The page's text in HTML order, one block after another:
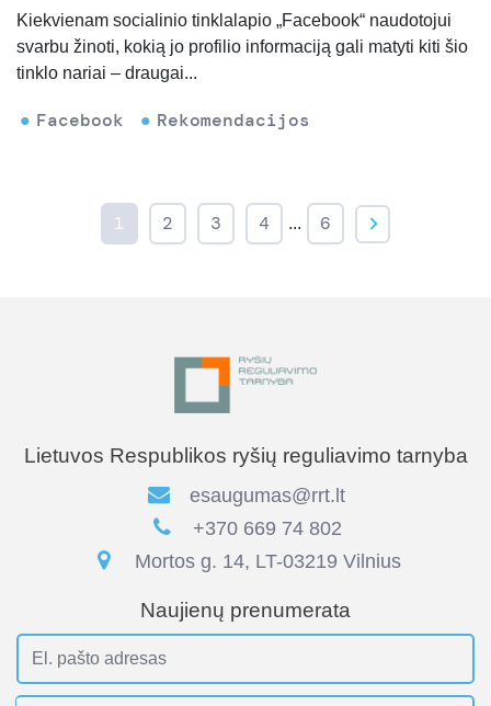
Kiekvienam socialinio tinklalapio „Facebook“ naudotojui
svarbu žinoti, kokią jo profilio informaciją gali matyti kiti šio
tinklo nariai – draugai...
Facebook Rekomendacijos
1 2 3 4 ... 6
Lietuvos Respublikos ryšių reguliavimo tarnyba
esaugumas@rrt.lt
+370 669 74 802
Mortos g. 14, LT-03219 Vilnius
Naujienų prenumerata